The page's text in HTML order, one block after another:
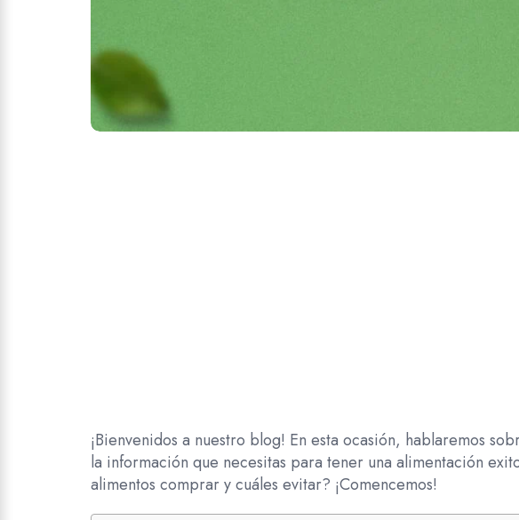
¡Bienvenidos a nuestro blog! En esta ocasión, hablaremos
la información que necesitas para tener una alimentación
alimentos comprar y cuáles evitar? ¡Comencemos!